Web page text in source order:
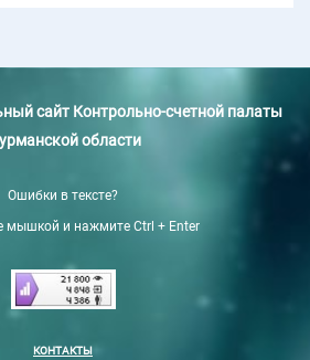
сайт Контрольно-счетной палаты
области
Ошибки в тексте?
мышкой и нажмите Ctrl + Enter
КОНТАКТЫ